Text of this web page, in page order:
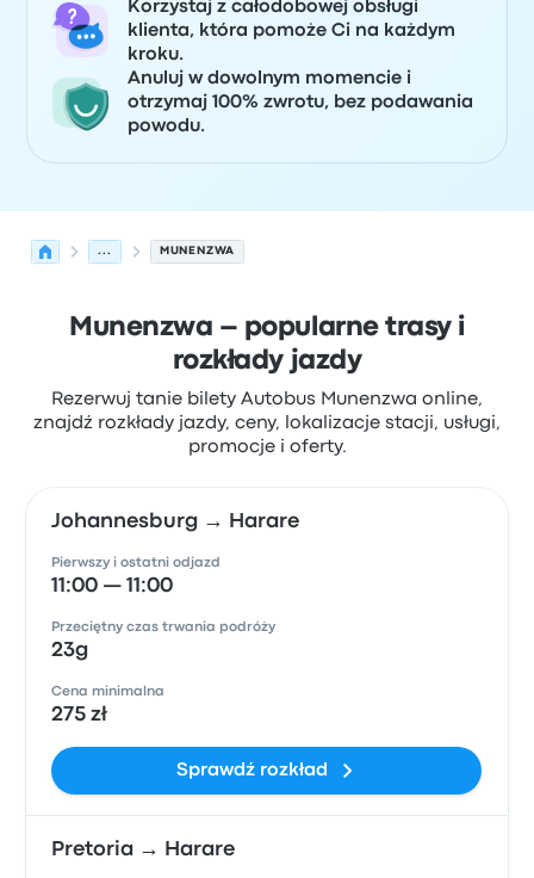
Korzystaj z całodobowej obsługi
klienta, która pomoże Ci na każdym
kroku.
Anuluj w dowolnym momencie i
otrzymaj 100% zwrotu, bez podawania
powodu.
... MUNENZWA
Munenzwa – popularne trasy i
rozkłady jazdy
Rezerwuj tanie bilety Autobus Munenzwa online,
znajdź rozkłady jazdy, ceny, lokalizacje stacji, usługi,
promocje i oferty.
Johannesburg → Harare
Pierwszy i ostatni odjazd
11:00 — 11:00
Przeciętny czas trwania podróży
23g
Cena minimalna
275 zł
Sprawdź rozkład
Pretoria → Harare